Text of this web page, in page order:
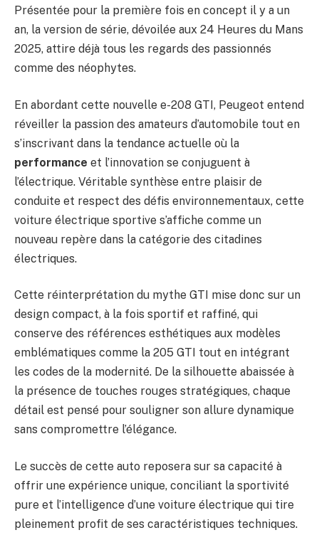
Présentée pour la première fois en concept il y a un
an, la version de série, dévoilée aux 24 Heures du Mans
2025, attire déjà tous les regards des passionnés
comme des néophytes.
En abordant cette nouvelle e-208 GTI, Peugeot entend
réveiller la passion des amateurs d’automobile tout en
s’inscrivant dans la tendance actuelle où la
performance et l’innovation se conjuguent à
l’électrique. Véritable synthèse entre plaisir de
conduite et respect des défis environnementaux, cette
voiture électrique sportive s’affiche comme un
nouveau repère dans la catégorie des citadines
électriques.
Cette réinterprétation du mythe GTI mise donc sur un
design compact, à la fois sportif et raffiné, qui
conserve des références esthétiques aux modèles
emblématiques comme la 205 GTI tout en intégrant
les codes de la modernité. De la silhouette abaissée à
la présence de touches rouges stratégiques, chaque
détail est pensé pour souligner son allure dynamique
sans compromettre l’élégance.
Le succès de cette auto reposera sur sa capacité à
offrir une expérience unique, conciliant la sportivité
pure et l’intelligence d’une voiture électrique qui tire
pleinement profit de ses caractéristiques techniques.